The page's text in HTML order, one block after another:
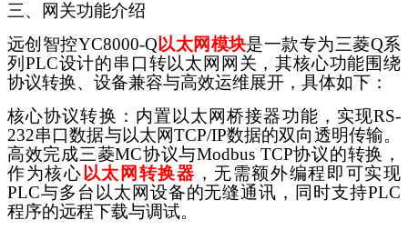
三、网关功能介绍
远创智控YC8000-Q 以太网模块是一款专为三菱Q系
列PLC设计的串口转以太网网关，其核心功能围绕
协议转换、设备兼容与高效运维展开，具体如下：
核心协议转换：内置以太网桥接器功能，实现RS-
232串口数据与以太网TCP/IP数据的双向透明传输。
高效完成三菱MC协议与Modbus TCP协议的转换，
作为核心 以太网转换器 ，无需额外编程即可实现
PLC与多台以太网设备的无缝通讯，同时支持PLC
程序的远程下载与调试。